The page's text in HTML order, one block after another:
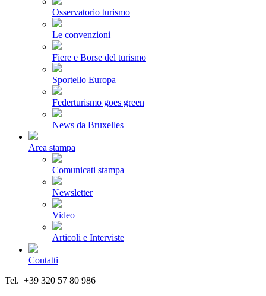
Osservatorio turismo
Le convenzioni
Fiere e Borse del turismo
Sportello Europa
Federturismo goes green
News da Bruxelles
Area stampa
Comunicati stampa
Newsletter
Video
Articoli e Interviste
Contatti
Tel. +39 320 57 80 986